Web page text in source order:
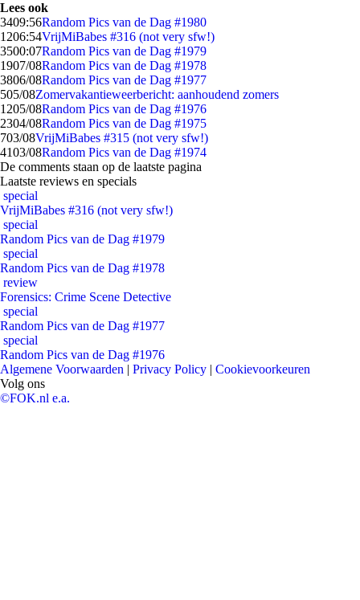
Lees ook
3409:56Random Pics van de Dag #1980
1206:54VrijMiBabes #316 (not very sfw!)
3500:07Random Pics van de Dag #1979
1907/08Random Pics van de Dag #1978
3806/08Random Pics van de Dag #1977
505/08Zomervakantieweerbericht: aanhoudend zomers
1205/08Random Pics van de Dag #1976
2304/08Random Pics van de Dag #1975
703/08VrijMiBabes #315 (not very sfw!)
4103/08Random Pics van de Dag #1974
De comments staan op de laatste pagina
Laatste reviews en specials
special
VrijMiBabes #316 (not very sfw!)
special
Random Pics van de Dag #1979
special
Random Pics van de Dag #1978
review
Forensics: Crime Scene Detective
special
Random Pics van de Dag #1977
special
Random Pics van de Dag #1976
Algemene Voorwaarden | Privacy Policy | Cookievoorkeuren
Volg ons
©FOK.nl e.a.